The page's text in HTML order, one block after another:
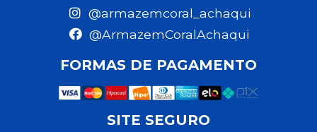
@armazemcoral_achaqui
@ArmazemCoralAchaqui
FORMAS DE PAGAMENTO
SITE SEGURO